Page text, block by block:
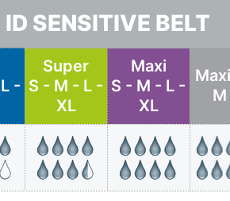
ID SENSITIVE BELT
-
Super
S - M - L -
XL
Maxi
S - M - L -
XL